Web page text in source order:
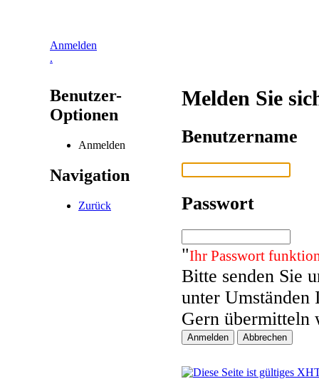
Anmelden
.
Benutzer-
Optionen
Anmelden
Navigation
Zurück
Melden Sie
Benutzername
Passwort
"Ihr Passwort
Bitte senden Sie
unter Umständen
Gern übermitteln